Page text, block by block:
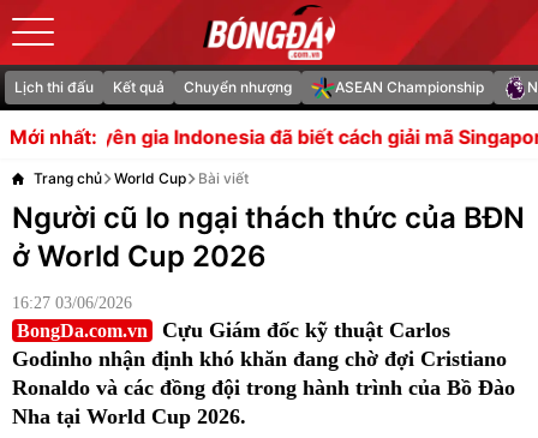
Lịch thi đấu Kết quả Chuyển nhượng ASEAN Championship
Mới nhất:
Indonesia đã biết cách giải mã Singapore Yếu tố lịch
Trang chủ World Cup Bài viết
Người cũ lo ngại thách thức của BĐN
ở World Cup 2026
16:27 03/06/2026
BongDa.com.vn
Cựu Giám đốc kỹ thuật Carlos
Godinho nhận định khó khăn đang chờ đợi Cristiano
Ronaldo và các đồng đội trong hành trình của Bồ Đào
Nha tại World Cup 2026.